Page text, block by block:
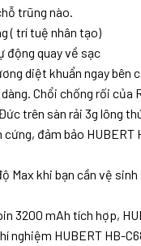
trũng nào.
( trí tuệ nhân tạo)
động quay về sạc
diệt khuẩn ngay bên
Chổi chống rối
trên sàn rải 3g lông
đảm bảo
khi bạn cần vệ
3200 mAh tích hợp,
HUBERT HB-